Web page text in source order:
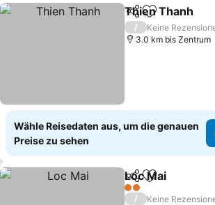
TeilenZu Favoriten
Thien Thanh
/
Keine
3.0 km bis Zentrum
Wähle Reisedaten aus, um die genauen
Preise zu sehen
TeilenZu Favoriten
Loc Mai
2 Sterne
/
Keine